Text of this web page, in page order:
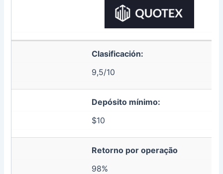
Clasificación:
9,5/10
Depósito mínimo:
$10
Retorno por operação
98%